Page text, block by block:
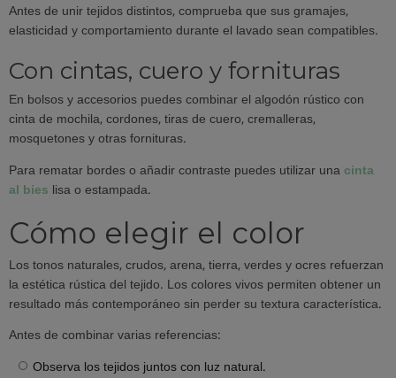
Antes de unir tejidos distintos, comprueba que sus gramajes,
elasticidad y comportamiento durante el lavado sean compatibles.
Con cintas, cuero y fornituras
En bolsos y accesorios puedes combinar el algodón rústico con
cinta de mochila, cordones, tiras de cuero, cremalleras,
mosquetones y otras fornituras.
Para rematar bordes o añadir contraste puedes utilizar una cinta
al bies lisa o estampada.
Cómo elegir el color
Los tonos naturales, crudos, arena, tierra, verdes y ocres refuerzan
la estética rústica del tejido. Los colores vivos permiten obtener un
resultado más contemporáneo sin perder su textura característica.
Antes de combinar varias referencias:
Observa los tejidos juntos con luz natural.